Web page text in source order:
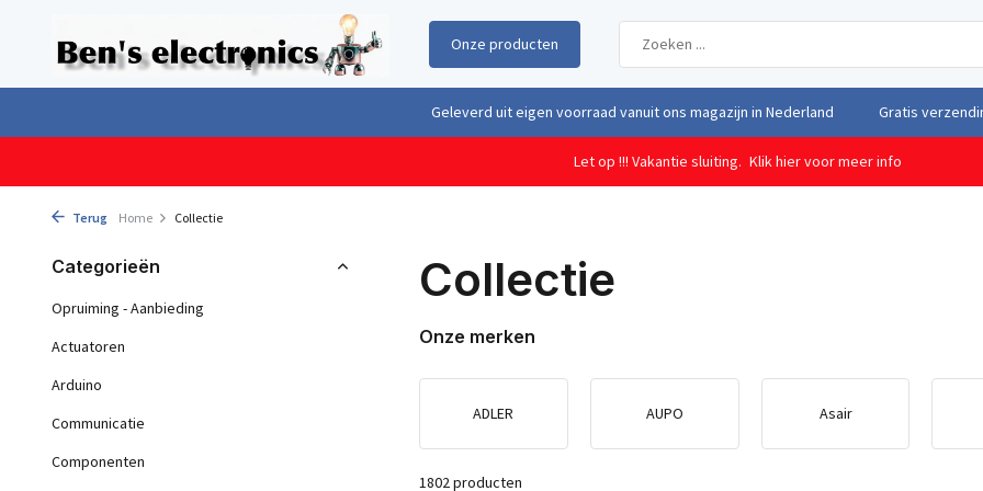
Onze producten
Geleverd uit eigen voorraad vanuit ons magazijn in Nederland Gratis
Let op !!! Vakantie sluiting. Klik hier voor meer info
Terug Home Collectie
Categorieën
Opruiming - Aanbieding
Actuatoren
Arduino
Communicatie
Componenten
Collectie
Onze merken
ADLER AUPO Asair
1802 producten